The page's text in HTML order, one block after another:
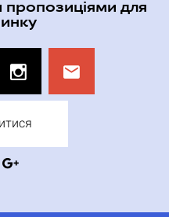
пропозиціями для